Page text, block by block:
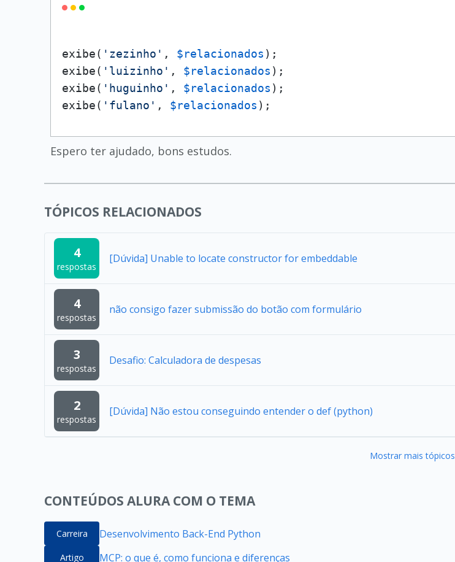
exibe( 'zezinho' , $relacionados );
exibe( 'luizinho' , $relacionados );
exibe( 'huguinho' , $relacionados );
exibe( 'fulano' , $relacionados );
Espero ter ajudado, bons estudos.
TÓPICOS RELACIONADOS
4
respostas
[Dúvida] Unable to locate constructor for embeddable
4
respostas
não consigo fazer submissão do botão com formulário
3
respostas
Desafio: Calculadora de despesas
2
respostas
[Dúvida] Não estou conseguindo entender o def (python)
Mostrar mais tópicos
CONTEÚDOS ALURA COM O TEMA
Carreira Desenvolvimento Back-End Python
Artigo MCP: o que é, como funciona e diferenças